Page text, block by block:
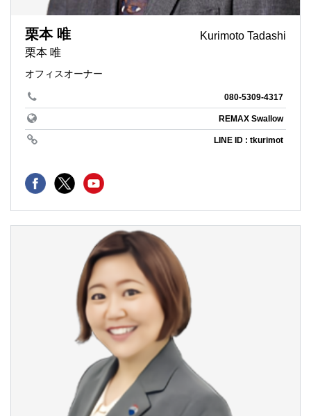
栗本 唯
Kurimoto Tadashi
栗本 唯
オフィスオーナー
080-5309-4317
REMAX Swallow
LINE ID : tkurimot